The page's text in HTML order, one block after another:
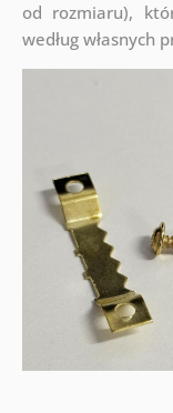
od rozmiaru),
według własnych